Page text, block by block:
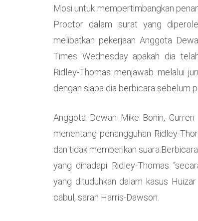
Mosi untuk mempertimbangkan
Proctor dalam surat yang
melibatkan pekerjaan Anggota
Times Wednesday apakah dia
Ridley-Thomas menjawab melalui
dengan siapa dia berbicara sebelum
Anggota Dewan Mike Bonin,
menentang penangguhan Ridley-
dan tidak memberikan
yang dihadapi Ridley-Thomas
yang dituduhkan dalam kasus
cabul, saran Harris-Dawson.